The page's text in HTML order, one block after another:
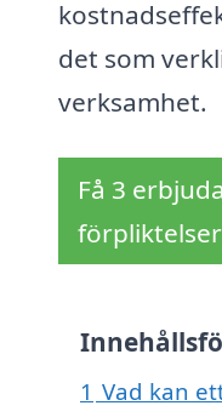
det som
verksamhet.
Få 3
förpliktelser
1 Vad kan